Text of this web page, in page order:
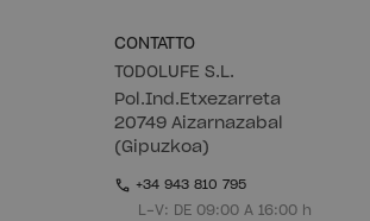
CONTATTO
TODOLUFE S.L.
Pol.Ind.Etxezarreta
20749 Aizarnazabal
(Gipuzkoa)
+34 943 810 795
L-V: DE 09:00 A 16:00 h